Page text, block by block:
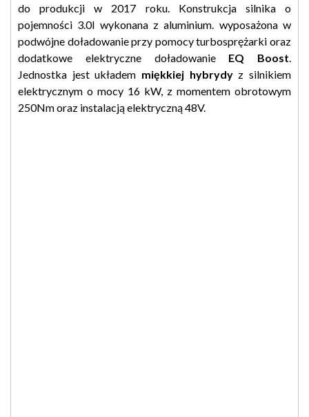
do produkcji w 2017 roku. Konstrukcja silnika o
pojemności 3.0l wykonana z aluminium. wyposażona w
podwójne doładowanie przy pomocy turbosprężarki oraz
dodatkowe elektryczne doładowanie EQ Boost.
Jednostka jest układem miękkiej hybrydyz silnikiem
elektrycznym o mocy 16 kW, z momentem obrotowym
250Nm oraz instalacją elektryczną 48V.